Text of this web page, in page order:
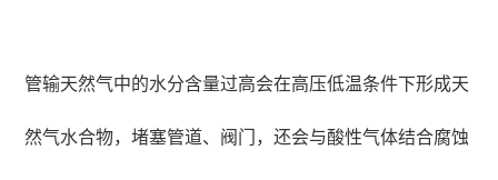
管输天然气中的水分含量过高会在高压低温条件下形成天
然气水合物，堵塞管道、阀门，还会与酸性气体结合腐蚀